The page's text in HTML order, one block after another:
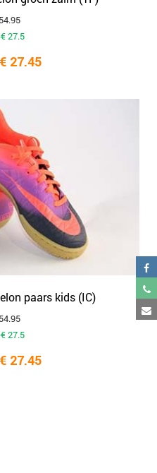
27.5
27.45
paars kids (IC)
27.5
27.45